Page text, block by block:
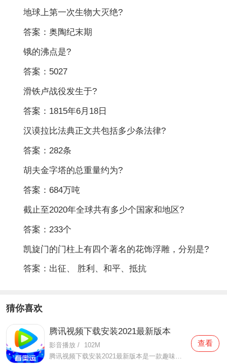
地球上第一次生物大灭绝?
答案：奥陶纪末期
锇的沸点是?
答案：5027
滑铁卢战役发生于?
答案：1815年6月18日
汉谟拉比法典正文共包括多少条法律?
答案：282条
胡夫金字塔的总重量约为?
答案：684万吨
截止至2020年全球共有多少个国家和地区?
答案：233个
凯旋门的门柱上有四个著名的花饰浮雕，分别是?
答案：出征、 胜利、和平、抵抗
猜你喜欢
腾讯视频下载安装2021最新版本
影音播放 /
102M
腾讯视频下载安装2021最新版本是一款趣味性非常强的手机视频播放软件。在这款腾讯视频下载安装2021最新版本有很多当下热播的影片资源，在这里面可以看到有很多的精彩的影片，你想要观看的电视剧、电影、综艺、动漫等等统统都汇聚在这里面，影片的内容也都是非常丰富的，用户们
查看